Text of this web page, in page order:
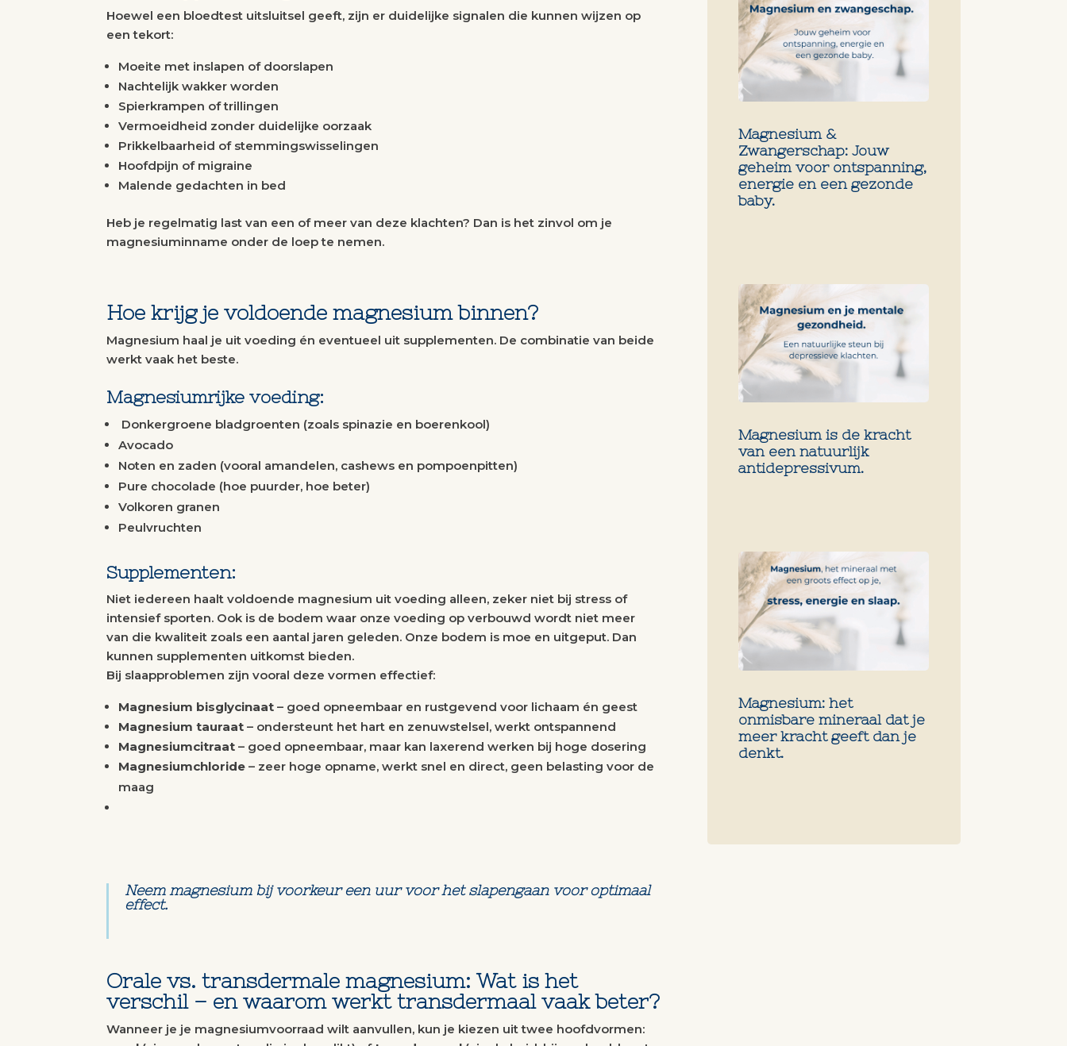
Hoewel een bloedtest uitsluitsel geeft, zijn er duidelijke signalen die kunnen wijzen op
een tekort:
Moeite met inslapen of doorslapen
Nachtelijk wakker worden
Spierkrampen of trillingen
Vermoeidheid zonder duidelijke oorzaak
Prikkelbaarheid of stemmingswisselingen
Hoofdpijn of migraine
Malende gedachten in bed
Heb je regelmatig last van een of meer van deze klachten? Dan is het zinvol om je
magnesiuminname onder de loep te nemen.
Hoe krijg je voldoende magnesium binnen?
Magnesium haal je uit voeding én eventueel uit supplementen. De combinatie van beide
werkt vaak het beste.
Magnesiumrijke voeding:
Donkergroene bladgroenten (zoals spinazie en boerenkool)
Avocado
Noten en zaden (vooral amandelen, cashews en pompoenpitten)
Pure chocolade (hoe puurder, hoe beter)
Volkoren granen
Peulvruchten
Supplementen:
Niet iedereen haalt voldoende magnesium uit voeding alleen, zeker niet bij stress of
intensief sporten. Ook is de bodem waar onze voeding op verbouwd wordt niet meer
van die kwaliteit zoals een aantal jaren geleden. Onze bodem is moe en uitgeput. Dan
kunnen supplementen uitkomst bieden.
Bij slaapproblemen zijn vooral deze vormen effectief:
Magnesium bisglycinaat – goed opneembaar en rustgevend voor lichaam én geest
Magnesium tauraat – ondersteunt het hart en zenuwstelsel, werkt ontspannend
Magnesiumcitraat – goed opneembaar, maar kan laxerend werken bij hoge dosering
Magnesiumchloride– zeer hoge opname, werkt snel en direct, geen belasting voor de
maag
Neem magnesium bij voorkeur een uur voor het slapengaan voor optimaal
effect.
Orale vs. transdermale magnesium: Wat is het
verschil – en waarom werkt transdermaal vaak beter?
Wanneer je je magnesiumvoorraad wilt aanvullen, kun je kiezen uit twee hoofdvormen:
Magnesium &
Zwangerschap: Jouw
geheim voor ontspanning,
energie en een gezonde
baby.
Magnesium is de kracht
van een natuurlijk
antidepressivum.
Magnesium: het
onmisbare mineraal dat je
meer kracht geeft dan je
denkt.